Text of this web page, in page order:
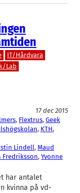
IT/Hårdvara
Lab
17 dec 2015
, Flextrus, Geek
, KTH
Lindell, Maud
Fredriksson, Yvonne
har antalet
kvinna på vd-